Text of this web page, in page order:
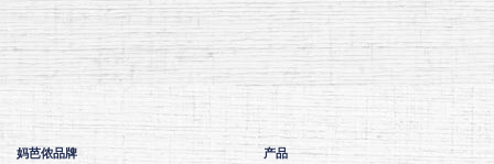
妈芭侬品牌 产品